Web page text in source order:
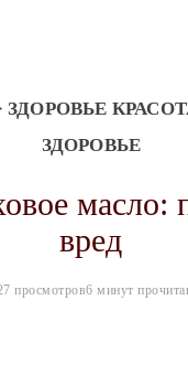
ЗДОРОВЬЕ
ЗДОРОВЬЕ
масло:
вред
просмотров6 минут